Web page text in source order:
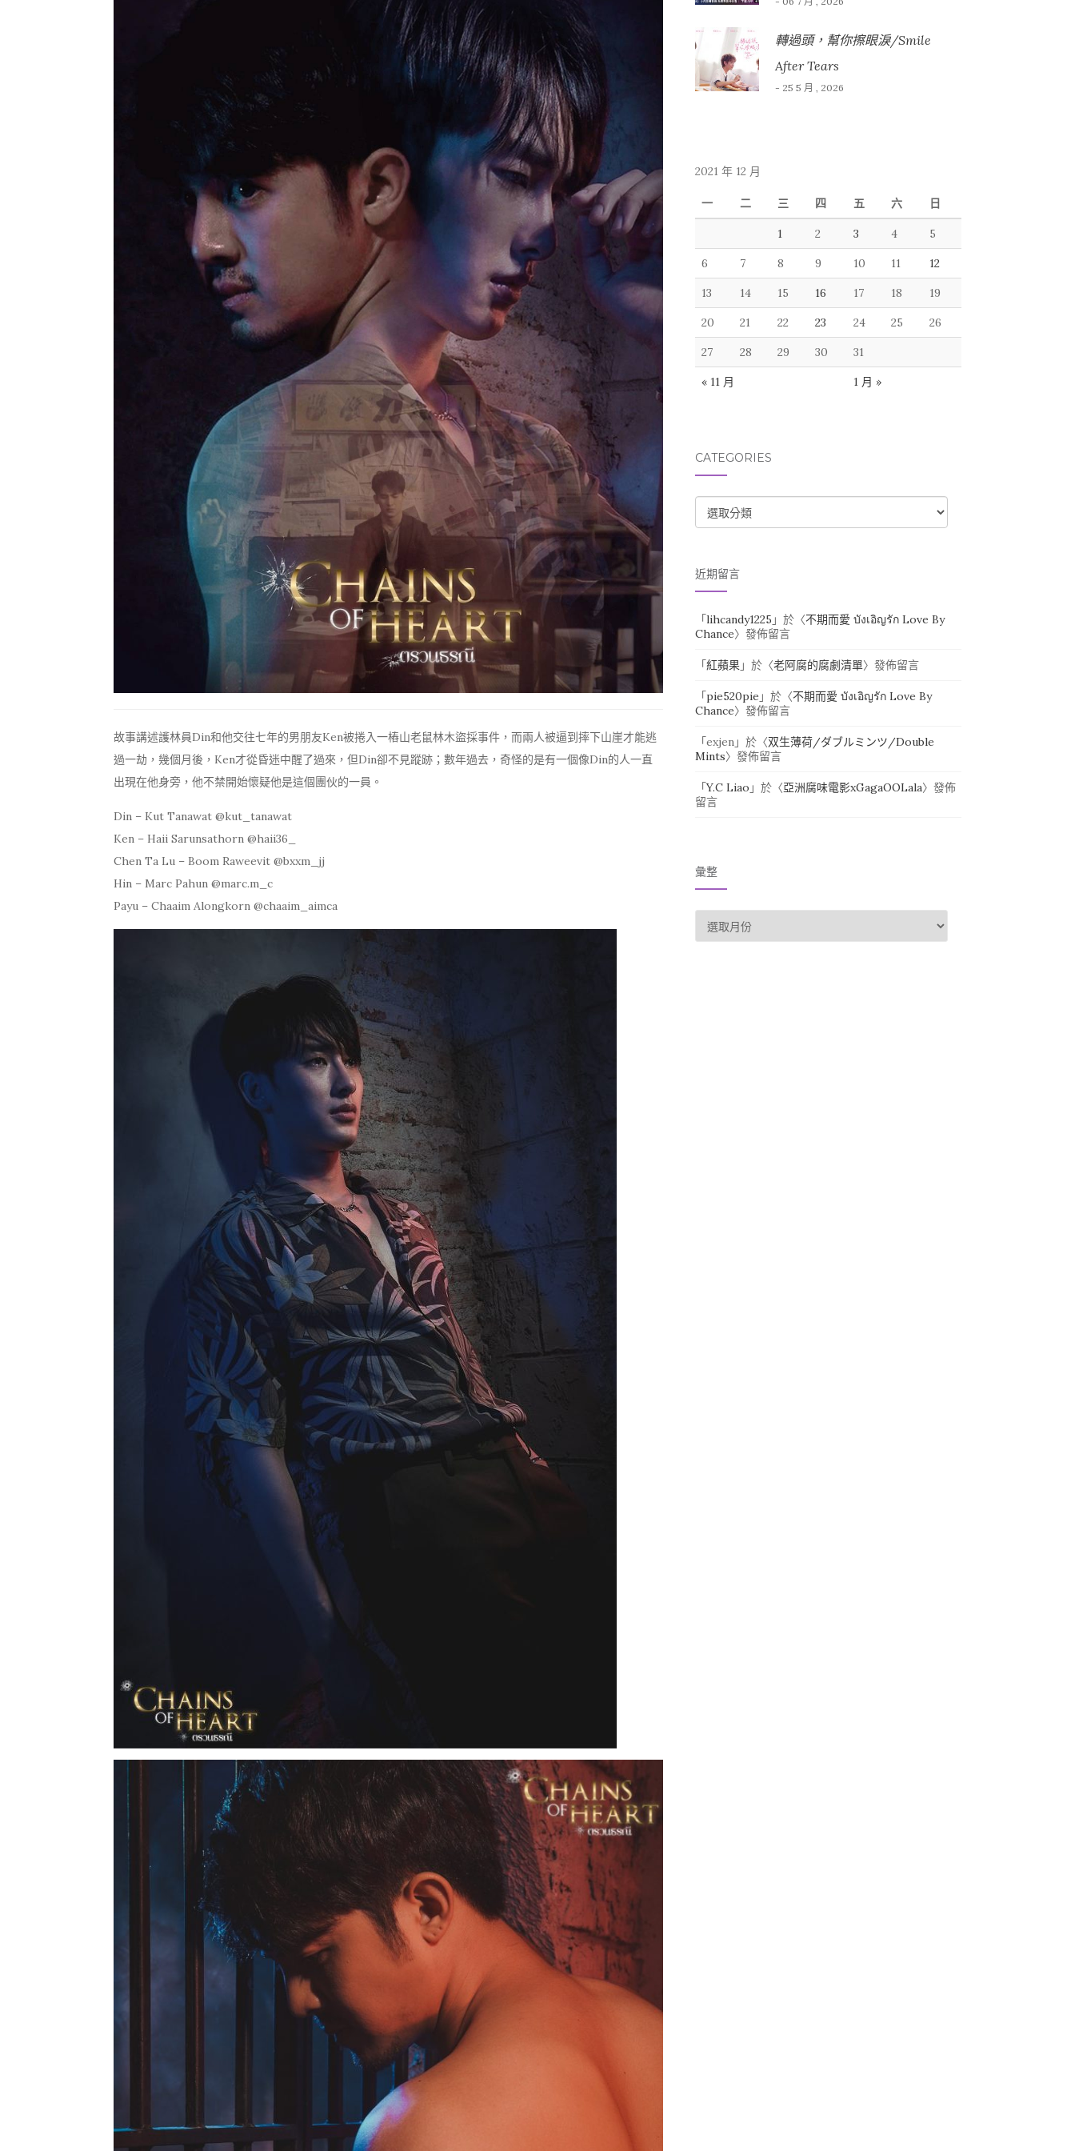
故事講述護林員Din和他交往七年的男朋友Ken被捲入一樁山老鼠林木盜採事件，而兩人被逼到摔下山崖才能逃
過一劫，幾個月後，Ken才從昏迷中醒了過來，但Din卻不見蹤跡；數年過去，奇怪的是有一個像Din的人一直
出現在他身旁，他不禁開始懷疑他是這個團伙的一員。
Din – Kut Tanawat @kut_tanawat
Ken – Haii Sarunsathorn @haii36_
Chen Ta Lu – Boom Raweevit @bxxm_jj
Hin – Marc Pahun @marc.m_c
Payu – Chaaim Alongkorn @chaaim_aimca
轉過頭，幫你擦眼淚/Smile
After Tears
- 25 5 月 , 2026
2021 年 12 月
一 二 三 四 五 六 日
« 11 月 1 月 »
1 2 3 4 5
6 7 8 9 10 11 12
13 14 15 16 17 18 19
20 21 22 23 24 25 26
27 28 29 30 31
CATEGORIES
CATEGORIES
近期留言
「lihcandy1225 」於〈不期而愛 บังเอิญรัก Love By
Chance〉發佈留言
「紅蘋果」於〈老阿腐的腐劇清單〉發佈留言
「pie520pie 」於〈不期而愛 บังเอิญรัก Love By
Chance〉發佈留言
「exjen」於〈双生薄荷/ダブルミンツ/Double
Mints〉發佈留言
「Y.C Liao 」於〈亞洲腐味電影xGagaOOLala〉發佈
留言
彙整
彙整